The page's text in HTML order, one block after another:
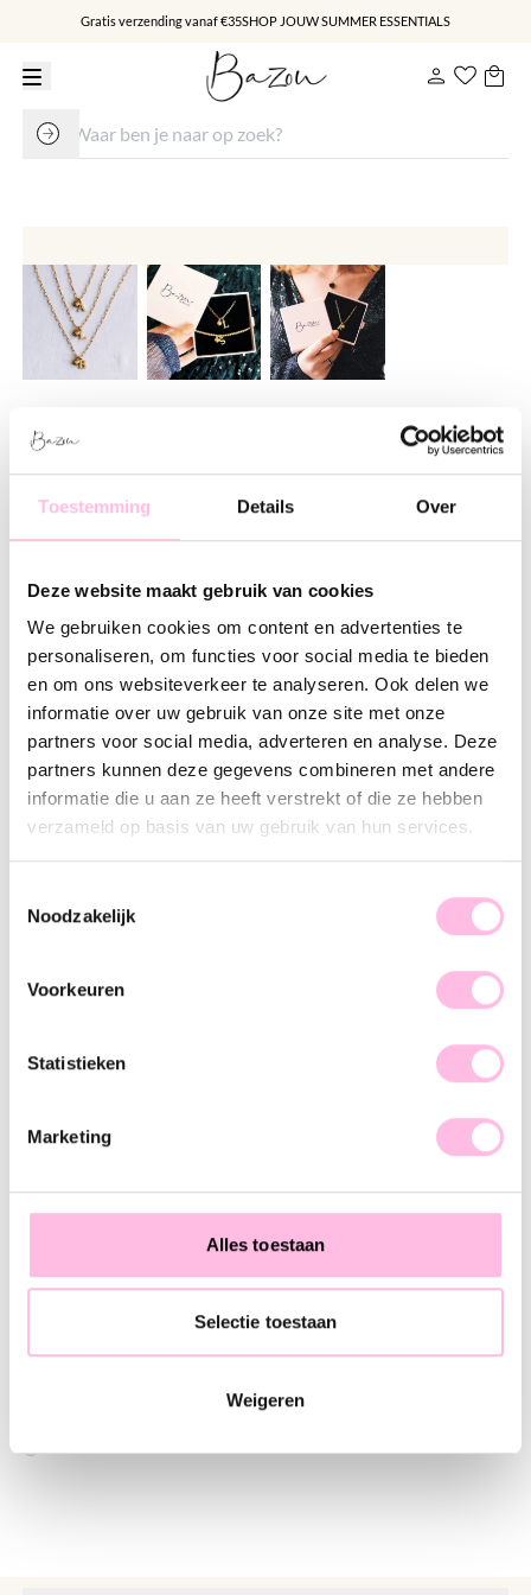
Toestemming Details Over
Deze website maakt gebruik van cookies
We gebruiken cookies om content en advertenties te
personaliseren, om functies voor social media te bieden
en om ons websiteverkeer te analyseren. Ook delen we
informatie over uw gebruik van onze site met onze
partners voor social media, adverteren en analyse. Deze
partners kunnen deze gegevens combineren met andere
informatie die u aan ze heeft verstrekt of die ze hebben
verzameld op basis van uw gebruik van hun services.
Noodzakelijk
Voorkeuren
Statistieken
Marketing
Alles toestaan
Selectie toestaan
Weigeren
Gratis verzending vanaf €35SHOP JOUW SUMMER ESSENTIALS
Chain kettinkje met hartje en
letter
€ 16.95
Goud
•⁠ ⁠Gratis verzending vanaf €35,-
•⁠ ⁠100% waterproof
•⁠ ⁠Premium stainless steel
Omschrijving Kenmerk SKU
favoriete persoon of juist voor jezelf, je maakt iedereen er blij
jewelry stack.
♥ YOU MAY ALSO LOVE...